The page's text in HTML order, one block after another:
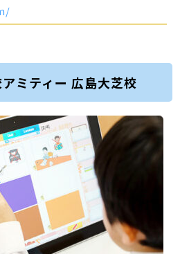
ミティー 広島大芝校